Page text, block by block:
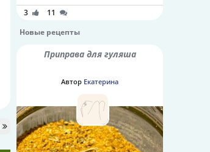
3
11
Новые рецепты
Приправа для гуляша
Автор Екатерина